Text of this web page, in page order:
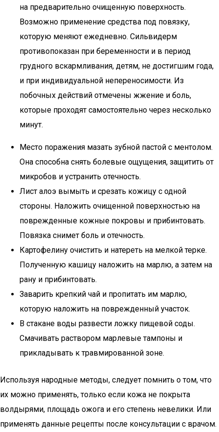
на предварительно очищенную поверхность.
Возможно применение средства под повязку,
которую меняют ежедневно. Сильвидерм
противопоказан при беременности и в период
грудного вскармливания, детям, не достигшим года,
и при индивидуальной непереносимости. Из
побочных действий отмечены жжение и боль,
которые проходят самостоятельно через несколько
минут.
Место поражения мазать зубной пастой с ментолом.
Она способна снять болевые ощущения, защитить от
микробов и устранить отечность.
Лист алоэ вымыть и срезать кожицу с одной
стороны. Наложить очищенной поверхностью на
поврежденные кожные покровы и прибинтовать.
Повязка снимет боль и отечность.
Картофелину очистить и натереть на мелкой терке.
Полученную кашицу наложить на марлю, а затем на
рану и прибинтовать.
Заварить крепкий чай и пропитать им марлю,
которую наложить на поврежденный участок.
В стакане воды развести ложку пищевой соды.
Смачивать раствором марлевые тампоны и
прикладывать к травмированной зоне.
Используя народные методы, следует помнить о том, что
их можно применять, только если кожа не покрыта
волдырями, площадь ожога и его степень невелики. Или
применять данные рецепты после консультации с врачом.